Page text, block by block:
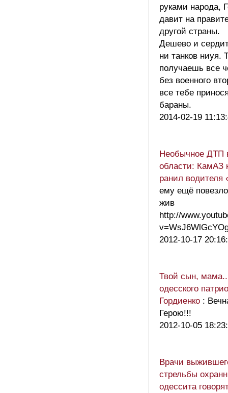
руками народа,
давит на
другой страны.
Дешево и
ни танков ниуя.
получаешь все
без военного
все тебе
бараны.
2014-02-19
Необычное ДТП
области: КамАЗ
ранил
ему ещё
жив
http://
2012-10-17
Твой сын,
одесского
Гордиенко :
Герою!!!
2012-10-05
Врачи
стрельбы
одессита